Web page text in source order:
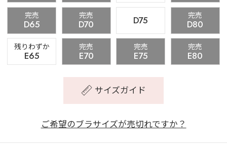
完売
D65
完売
D70 D75 完売
D80
残りわずか
E65
完売
E70
完売
E75
完売
E80
サイズガイド
ご希望のブラサイズが売切れですか？